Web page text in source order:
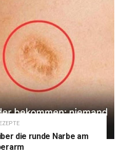
die runde Narbe am